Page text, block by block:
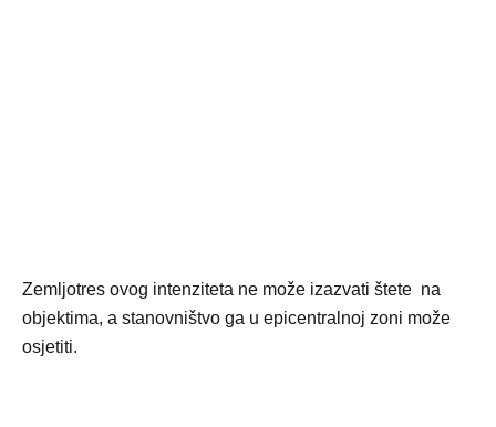
Zemljotres ovog intenziteta ne može izazvati štete na
objektima, a stanovništvo ga u epicentralnoj zoni može
osjetiti.